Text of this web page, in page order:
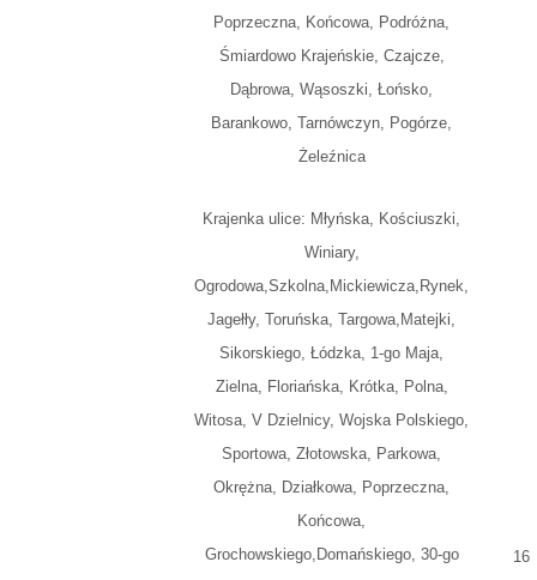
Poprzeczna, Końcowa, Podróżna,
Śmiardowo Krajeńskie, Czajcze,
Dąbrowa, Wąsoszki, Łońsko,
Barankowo, Tarnówczyn, Pogórze,
Żeleźnica
Krajenka ulice: Młyńska, Kościuszki,
Winiary,
Ogrodowa,Szkolna,Mickiewicza,Rynek,
Jagełły, Toruńska, Targowa,Matejki,
Sikorskiego, Łódzka, 1-go Maja,
Zielna, Floriańska, Krótka, Polna,
Witosa, V Dzielnicy, Wojska Polskiego,
Sportowa, Złotowska, Parkowa,
Okrężna, Działkowa, Poprzeczna,
Końcowa,
Grochowskiego,Domańskiego, 30-go
16